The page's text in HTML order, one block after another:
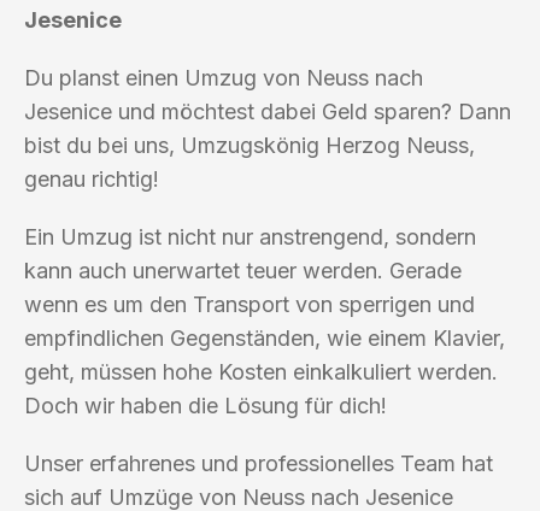
Jesenice
Du planst einen Umzug von Neuss nach
Jesenice und möchtest dabei Geld sparen? Dann
bist du bei uns, Umzugskönig Herzog Neuss,
genau richtig!
Ein Umzug ist nicht nur anstrengend, sondern
kann auch unerwartet teuer werden. Gerade
wenn es um den Transport von sperrigen und
empfindlichen Gegenständen, wie einem Klavier,
geht, müssen hohe Kosten einkalkuliert werden.
Doch wir haben die Lösung für dich!
Unser erfahrenes und professionelles Team hat
sich auf Umzüge von Neuss nach Jesenice